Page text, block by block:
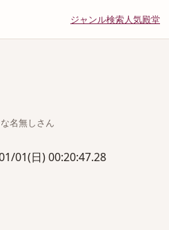
ジャンル検索人気殿堂
名無しさん
01(日) 00:20:47.28